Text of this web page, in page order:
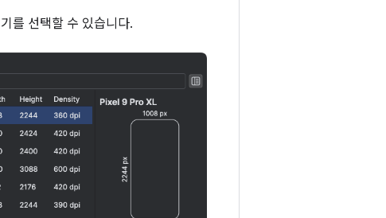
를 선택할 수 있습니다.